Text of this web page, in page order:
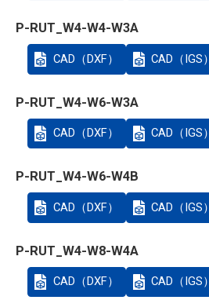
P-RUT_W4-W4-W3A
CAD（DXF） CAD（IGS）
P-RUT_W4-W6-W3A
CAD（DXF） CAD（IGS）
P-RUT_W4-W6-W4B
CAD（DXF） CAD（IGS）
P-RUT_W4-W8-W4A
CAD（DXF） CAD（IGS）